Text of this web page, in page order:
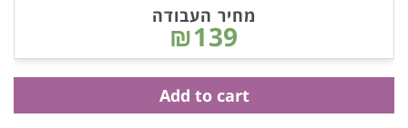
מחיר העבודה
₪139
Add to cart